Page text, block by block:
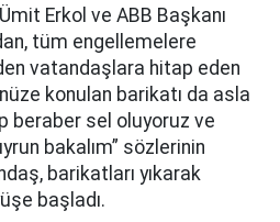
Erkol ve ABB Başkanı
tüm engellemelere
vatandaşlara hitap eden
konulan barikatı da asla
beraber sel oluyoruz ve
bakalım” sözlerinin
barikatları yıkarak
başladı.